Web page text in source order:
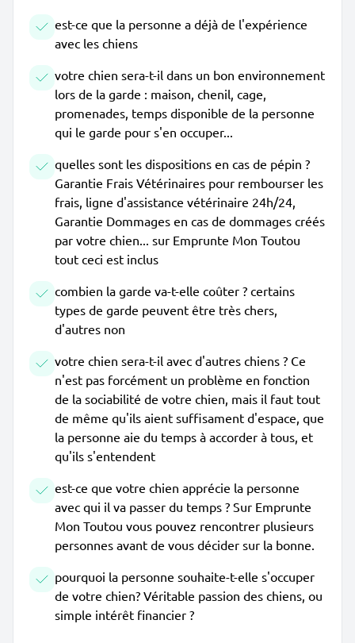
est-ce que la personne a déjà de l'expérience
avec les chiens
votre chien sera-t-il dans un bon environnement
lors de la garde : maison, chenil, cage,
promenades, temps disponible de la personne
qui le garde pour s'en occuper...
quelles sont les dispositions en cas de pépin ?
Garantie Frais Vétérinaires pour rembourser les
frais, ligne d'assistance vétérinaire 24h/24,
Garantie Dommages en cas de dommages créés
par votre chien... sur Emprunte Mon Toutou
tout ceci est inclus
combien la garde va-t-elle coûter ? certains
types de garde peuvent être très chers,
d'autres non
votre chien sera-t-il avec d'autres chiens ? Ce
n'est pas forcément un problème en fonction
de la sociabilité de votre chien, mais il faut tout
de même qu'ils aient suffisament d'espace, que
la personne aie du temps à accorder à tous, et
qu'ils s'entendent
est-ce que votre chien apprécie la personne
avec qui il va passer du temps ? Sur Emprunte
Mon Toutou vous pouvez rencontrer plusieurs
personnes avant de vous décider sur la bonne.
pourquoi la personne souhaite-t-elle s'occuper
de votre chien? Véritable passion des chiens, ou
simple intérêt financier ?